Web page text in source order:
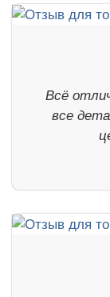
Всё
все